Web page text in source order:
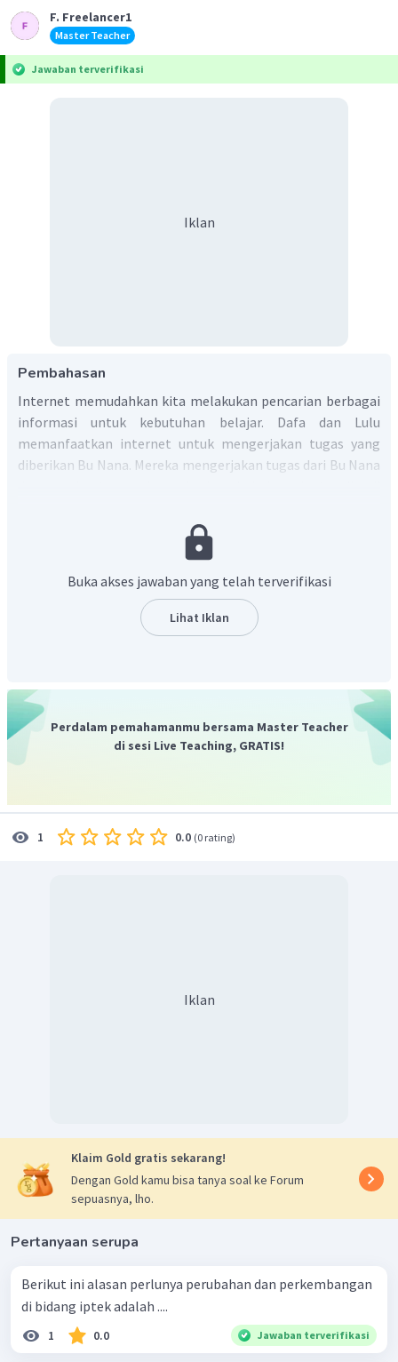
F. Freelancer1
Master Teacher
Jawaban terverifikasi
Iklan
Pembahasan
Internet memudahkan kita melakukan pencarian berbagai
informasi untuk kebutuhan belajar. Dafa dan Lulu
memanfaatkan internet untuk mengerjakan tugas yang
diberikan Bu Nana. Mereka mengerjakan tugas dari Bu Nana
hanya bergantung dari satu sumber buku saja. Dengan
begitu, membuat mereka membandingkan banyak
mudah mengerti untuk mencari informasi materi belajar.
Oleh karena itu, jawaban yang tepat adalah B.
Buka akses jawaban yang telah terverifikasi
Lihat Iklan
Perdalam pemahamanmu bersama Master Teacher
di sesi Live Teaching, GRATIS!
1 0.0 (0 rating)
Iklan
Klaim Gold gratis sekarang!
Dengan Gold kamu bisa tanya soal ke Forum
sepuasnya, lho.
Pertanyaan serupa
Berikut ini alasan perlunya perubahan dan perkembangan
di bidang iptek adalah ....
1 0.0 Jawaban terverifikasi